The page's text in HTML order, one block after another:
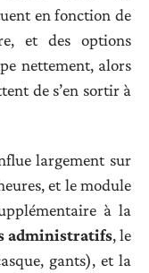
en fonction de
et des options
nettement, alors
de s’en sortir à
largement sur
et le module
à la
administratifs, le
gants), et la